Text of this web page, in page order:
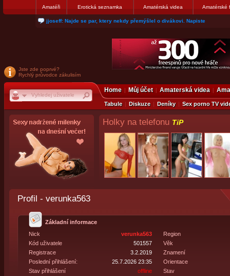
Amatéři Erotická seznamka Amatérská videa Amatérské
jjoseff: Najde se par, ktery nekdy přemýšlel o divákovi. Napiste
Jste zde poprvé?
Rychlý průvodce zákulisím
Home Můj účet Amaterská videa
Tabule Diskuze Deníky Sex porno TV
Holky na telefonu TiP
Profil - verunka563
Základní informace
Nick
verunka563
Kód uživatele
501557
Registrace
3.2.2019
Poslední přihlášení:
25.7.2026 23:35
Stav přihlášení
offline
Region
Věk
Znamení
Orientace
Stav